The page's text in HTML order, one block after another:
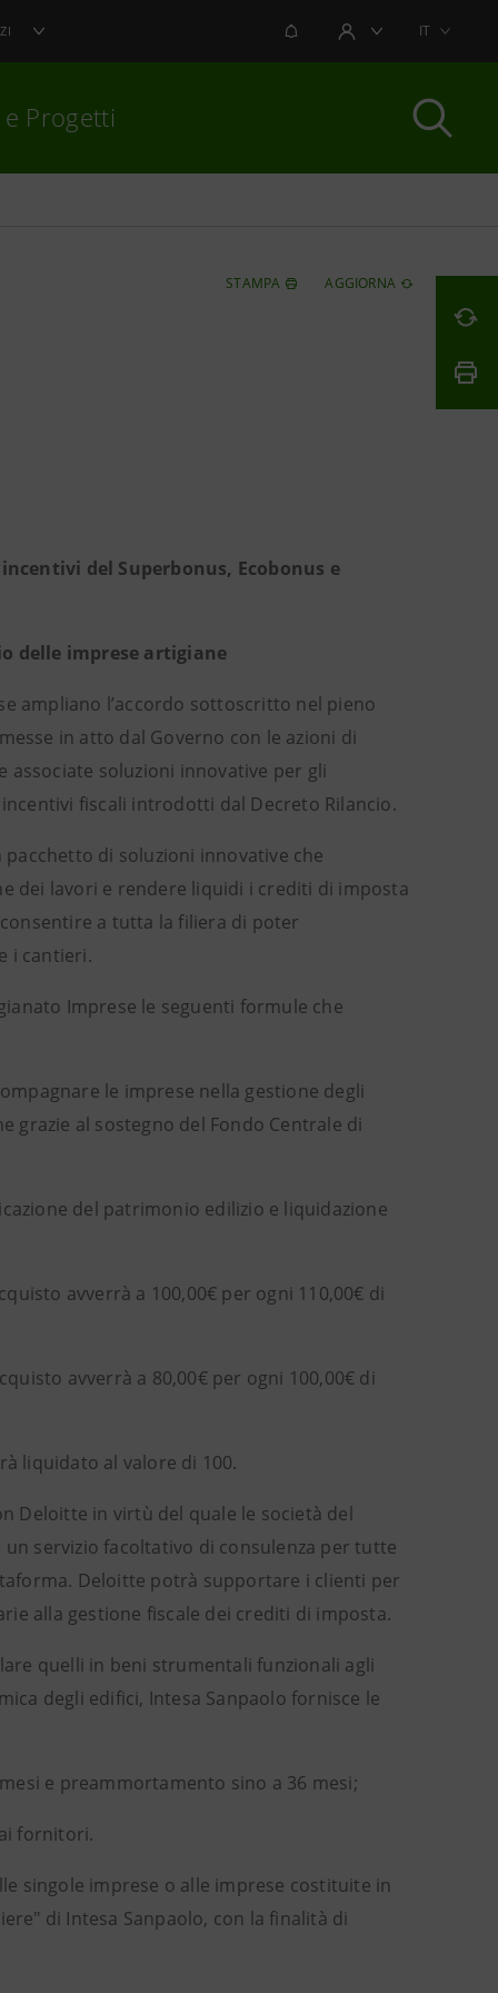
NOTIFICHEAREA UTENTEIT
e Progetti
STAMPA AGGIORNA
del Superbonus, Ecobonus e
delle imprese artigiane
ampliano l’accordo sottoscritto nel pieno
in atto dal Governo con le azioni di
associate soluzioni innovative per gli
fiscali introdotti dal Decreto Rilancio.
di soluzioni innovative che
dei lavori e rendere liquidi i crediti di imposta
a tutta la filiera di poter
i cantieri.
Imprese le seguenti formule che
le imprese nella gestione degli
grazie al sostegno del Fondo Centrale di
del patrimonio edilizio e liquidazione
avverrà a 100,00€ per ogni 110,00€ di
avverrà a 80,00€ per ogni 100,00€ di
liquidato al valore di 100.
Deloitte in virtù del quale le società del
servizio facoltativo di consulenza per tutte
Deloitte potrà supportare i clienti per
alla gestione fiscale dei crediti di imposta.
quelli in beni strumentali funzionali agli
degli edifici, Intesa Sanpaolo fornisce le
e preammortamento sino a 36 mesi;
fornitori.
singole imprese o alle imprese costituite in
di Intesa Sanpaolo, con la finalità di